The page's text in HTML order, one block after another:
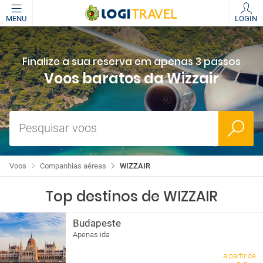
MENU LOGIN
Finalize a sua reserva em apenas 3 passos
Voos baratos da Wizzair
Pesquisar voos
WIZZAIR
Companhias aéreas
Voos
Top destinos de WIZZAIR
Budapeste
Apenas ida
a partir de